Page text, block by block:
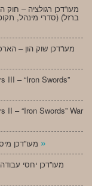
מעו”דכן רגולציה –
ברזל) (סדרי מינהל, תקופות
מעו”דכן שוק הון –
III – “Iron Swords”
II – “Iron Swords” War
»
מעו”דכן יחסי